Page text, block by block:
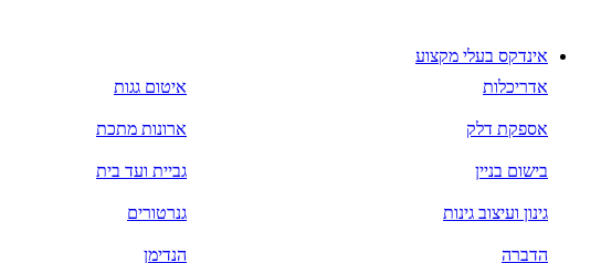
אינדקס בעלי מקצוע
אדריכלות
איטום גגות
אספקת דלק ארונות מתכת
בישום בניין גביית ועד בית
גינון ועיצוב גינות גנרטורים
הדברה הנדימן